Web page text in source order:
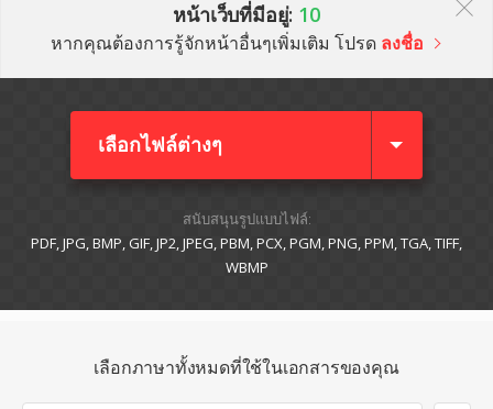
หน้าเว็บที่มีอยู่: 10
หากคุณต้องการรู้จักหน้าอื่นๆเพิ่มเติม โปรด ลงชื่อ
เลือกไฟล์ต่างๆ​
สนับสนุนรูปแบบไฟล์:
PDF, JPG, BMP, GIF, JP2, JPEG, PBM, PCX, PGM, PNG, PPM, TGA, TIFF,
WBMP
เลือกภาษาทั้งหมดที่ใช้ในเอกสารของคุณ